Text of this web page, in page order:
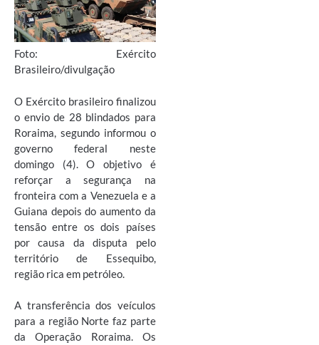
Foto: Exército
Brasileiro/divulgação
O Exército brasileiro finalizou
o envio de 28 blindados para
Roraima, segundo informou o
governo federal neste
domingo (4). O objetivo é
reforçar a segurança na
fronteira com a Venezuela e a
Guiana depois do aumento da
tensão entre os dois países
por causa da disputa pelo
território de Essequibo,
região rica em petróleo.
A transferência dos veículos
para a região Norte faz parte
da Operação Roraima. Os